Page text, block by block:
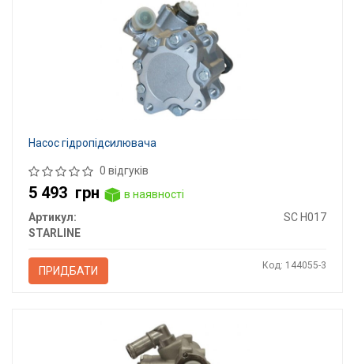
Насос гідропідсилювача
0 відгуків
5 493 грн
в наявності
Артикул:
SC H017
STARLINE
ПРИДБАТИ Код: 144055-3